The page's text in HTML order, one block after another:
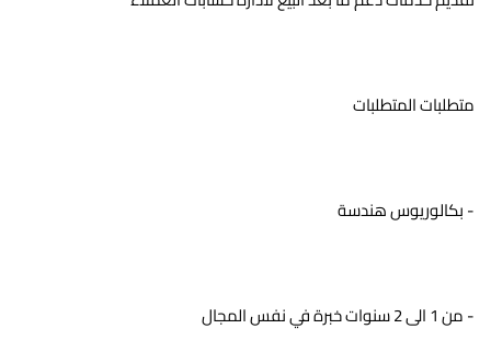
متطلبات المتطلبات
- بكالوريوس هندسة
- من 1 الى 2 سنوات خبرة في نفس المجال